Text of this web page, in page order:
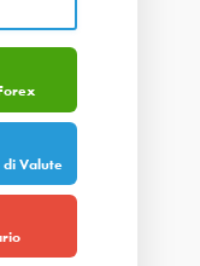
Valute